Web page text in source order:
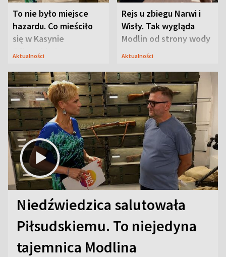
To nie było miejsce
hazardu. Co mieściło
się w Kasynie
Oficerskim?
Aktualności
Rejs u zbiegu Narwi i
Wisły. Tak wygląda
Modlin od strony wody
Aktualności
Niedźwiedzica salutowała
Piłsudskiemu. To niejedyna
tajemnica Modlina